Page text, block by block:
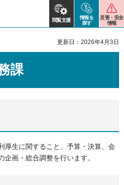
閲覧支援
情報を
探す
災害・安全
情報
更新日：2026年4月3日
課
厚生に関すること、予算・決算、会
画・総合調整を行います。